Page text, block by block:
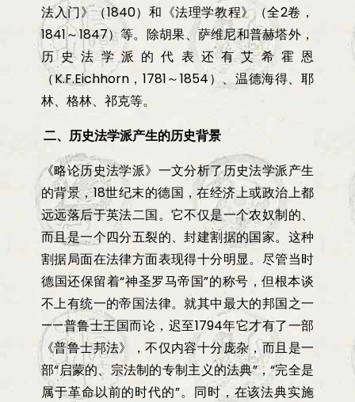
法入门》（1840）和《法理学教程》（全2卷，
1841～1847）等。除胡果、萨维尼和普赫塔外，
历史法学派的代表还有艾希霍恩
（K.F.Eichhorn， 1781～1854）、温德海得、耶
林、格林、祁克等。
二、历史法学派产生的历史背景
《略论历史法学派》一文分析了历史法学派产生
的背景，18世纪末的德国，在经济上或政治上都
远远落后于英法二国。它不仅是一个农奴制的、
而且是一个四分五裂的、封建割据的国家。这种
割据局面在法律方面表现得十分明显。尽管当时
德国还保留着“神圣罗马帝国”的称号，但根本谈
不上有统一的帝国法律。就其中最大的邦国之一
——普鲁士王国而论，迟至1794年它才有了一部
《普鲁士邦法》，不仅内容十分庞杂，而且是一
部“启蒙的、宗法制的专制主义的法典”，“完全是
属于革命以前的时代的”。同时，在该法典实施